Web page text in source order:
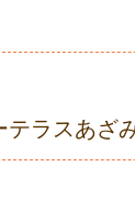
ラスあざ